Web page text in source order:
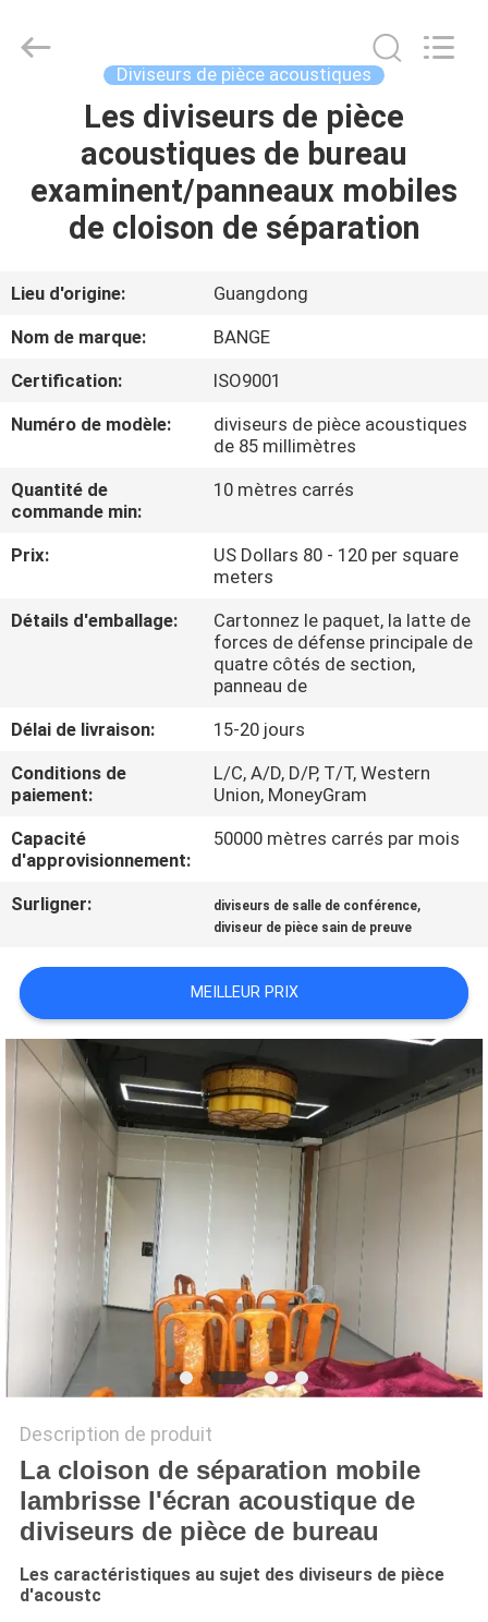
MAISON
PRODUITS
SUJET
DE
NOUS
VISITE
D'USINE
CONTRÔLE
QUALITÉ
NOUS
NOUVELLES
DEMANDEZ
UNE
PLAN
DU
SITE
PRIVACY
POLICY
Material
Industrial
Diviseurs de pièce acoustiques
Les diviseurs de pièce
acoustiques de bureau
examinent/panneaux mobiles
de cloison de séparation
Lieu d'origine:
Guangdong
Nom de marque:
BANGE
Certification:
ISO9001
Numéro de modèle:
diviseurs de pièce acoustiques
de 85 millimètres
Quantité de
commande min:
10 mètres carrés
Prix:
US Dollars 80 - 120 per square
meters
Détails d'emballage:
Cartonnez le paquet, la latte de
forces de défense principale de
quatre côtés de section,
panneau de
Délai de livraison:
15-20 jours
Conditions de
paiement:
L/C, A/D, D/P, T/T, Western
Union, MoneyGram
Capacité
d'approvisionnement:
50000 mètres carrés par mois
Surligner: diviseurs de salle de conférence,
diviseur de pièce sain de preuve
MEILLEUR PRIX
Description de produit
La cloison de séparation mobile
lambrisse l'écran acoustique de
diviseurs de pièce de bureau
Les caractéristiques au sujet des diviseurs de pièce
d'acoustc